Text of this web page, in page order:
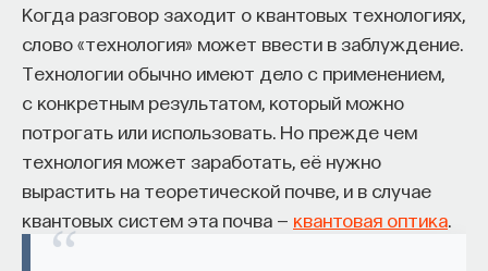
Когда разговор заходит о квантовых технологиях,
слово «технология» может ввести в заблуждение.
Технологии обычно имеют дело с применением,
с конкретным результатом, который можно
потрогать или использовать. Но прежде чем
технология может заработать, её нужно
вырастить на теоретической почве, и в случае
квантовых систем эта почва — квантовая оптика
МЕДИЦИНА
МЕДИЦИНА СОН СОМНОЛОГИЯ
БЕССОННИЦА ЕСТЕСТВЕННЫЕ НАУКИ
ЖУРНАЛ